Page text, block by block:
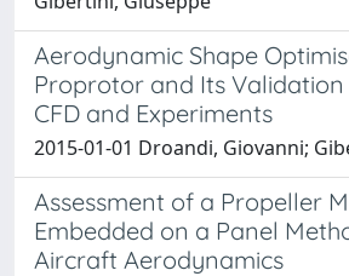
Aerodynamic Shape
Proprotor and Its
CFD and Experiments
2015-01-01 Droandi, Giovanni;
Assessment of a Propeller
Embedded on a Panel
Aircraft Aerodynamics